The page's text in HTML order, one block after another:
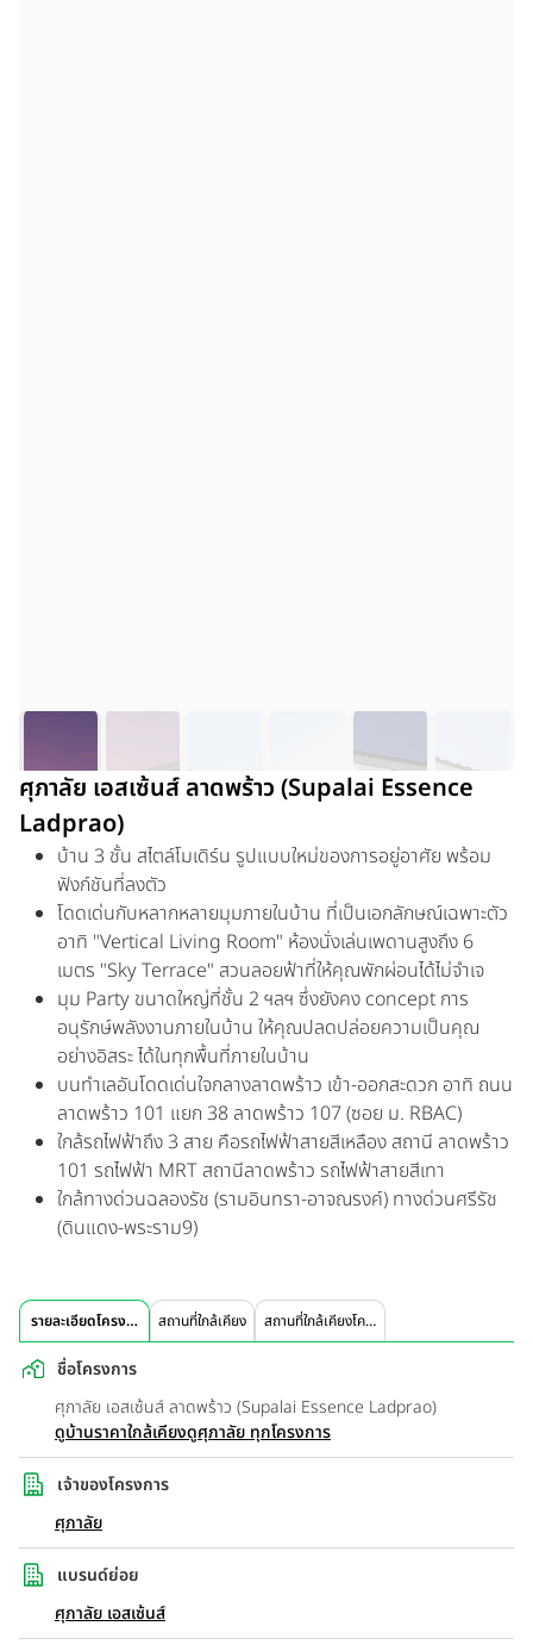
ศุภาลัย เอสเซ้นส์ ลาดพร้าว (Supalai Essence
Ladprao)
บ้าน 3 ชั้น สไตล์โมเดิร์น รูปแบบใหม่ของการอยู่อาศัย พร้อม
ฟังก์ชันที่ลงตัว
โดดเด่นกับหลากหลายมุมภายในบ้าน ที่เป็นเอกลักษณ์เฉพาะตัว
อาทิ "Vertical Living Room" ห้องนั่งเล่นเพดานสูงถึง 6
เมตร "Sky Terrace" สวนลอยฟ้าที่ให้คุณพักผ่อนได้ไม่จำเจ
มุม Party ขนาดใหญ่ที่ชั้น 2 ฯลฯ ซึ่งยังคง concept การ
อนุรักษ์พลังงานภายในบ้าน ให้คุณปลดปล่อยความเป็นคุณ
อย่างอิสระ ได้ในทุกพื้นที่ภายในบ้าน
บนทำเลอันโดดเด่นใจกลางลาดพร้าว เข้า-ออกสะดวก อาทิ ถนน
ลาดพร้าว 101 แยก 38 ลาดพร้าว 107 (ซอย ม. RBAC)
ใกล้รถไฟฟ้าถึง 3 สาย คือรถไฟฟ้าสายสีเหลือง สถานี ลาดพร้าว
101 รถไฟฟ้า MRT สถานีลาดพร้าว รถไฟฟ้าสายสีเทา
ใกล้ทางด่วนฉลองรัช (รามอินทรา-อาจณรงค์) ทางด่วนศรีรัช
(ดินแดง-พระราม9)
รายละเอียดโครงการ สถานที่ใกล้เคียง สถานที่ใกล้เคียงโครงการ
ชื่อโครงการ
ศุภาลัย เอสเซ้นส์ ลาดพร้าว (Supalai Essence Ladprao)
ดูบ้านราคาใกล้เคียงดูศุภาลัย ทุกโครงการ
เจ้าของโครงการ
ศุภาลัย
แบรนด์ย่อย
ศุภาลัย เอสเซ้นส์